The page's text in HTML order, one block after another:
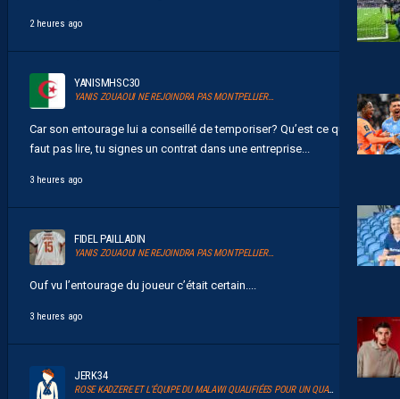
2 heures ago
YANISMHSC30
YANIS ZOUAOUI NE REJOINDRA PAS MONTPELLIER…
Car son entourage lui a conseillé de temporiser? Qu’est ce qu’il
faut pas lire, tu signes un contrat dans une entreprise...
3 heures ago
FIDEL PAILLADIN
YANIS ZOUAOUI NE REJOINDRA PAS MONTPELLIER…
Ouf vu l’entourage du joueur c’était certain....
3 heures ago
JERK34
ROSE KADZERE ET L’ÉQUIPE DU MALAWI QUALIFIÉES POUR UN QUART DE FINALE HISTORIQUE DE LA CAN 2026